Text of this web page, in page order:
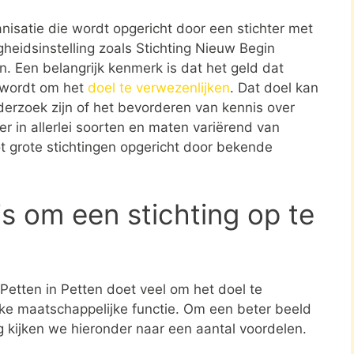
die wordt opgericht door een stichter met
zoals Stichting Nieuw Begin
Een belangrijk kenmerk is dat het geld dat
om het doel te verwezenlijken. Dat doel kan
zijn of het bevorderen van kennis over
in allerlei soorten en maten variërend van
stichtingen opgericht door bekende
om een stichting op te
in Petten doet veel om het doel te
maatschappelijke functie. Om een beter beeld
we hieronder naar een aantal voordelen.